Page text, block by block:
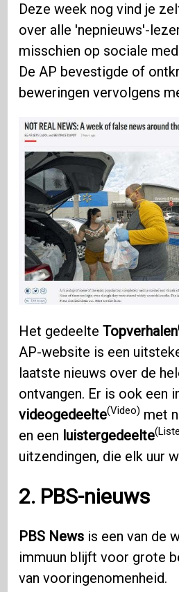
Deze week nog vind je
over alle 'nepnieuws'-
misschien op sociale
De AP bevestigde of
beweringen vervolgens
Het gedeelteTopverhalen
AP-website is een
laatste nieuws over de
ontvangen. Er is ook een
videogedeelte(Video) met
en een luistergedeelte
uitzendingen, die elk uur
2. PBS-nieuws
PBS News is een van de
immuun blijft voor grote
van vooringenomenheid.